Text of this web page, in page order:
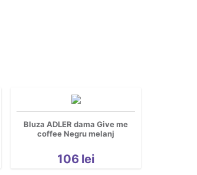
Bluza ADLER dama Give me
coffee Negru melanj
106 lei